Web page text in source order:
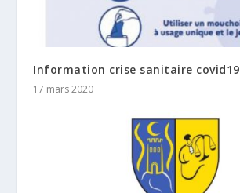
Information crise sanitaire covid19
17 mars 2020